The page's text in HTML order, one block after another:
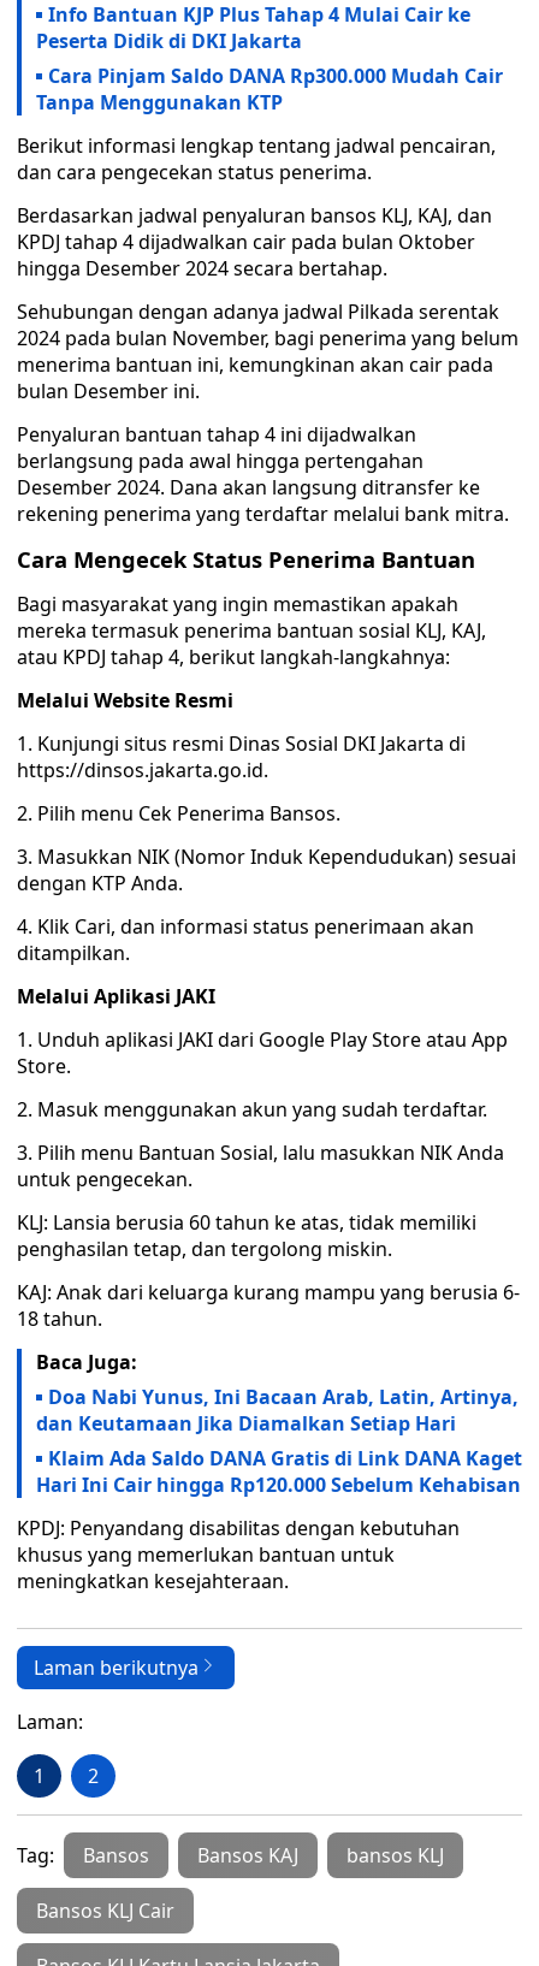
Info Bantuan KJP Plus Tahap 4 Mulai Cair ke
Peserta Didik di DKI Jakarta
Cara Pinjam Saldo DANA Rp300.000 Mudah Cair
Tanpa Menggunakan KTP
Berikut informasi lengkap tentang jadwal pencairan,
dan cara pengecekan status penerima.
Berdasarkan jadwal penyaluran bansos KLJ, KAJ, dan
KPDJ tahap 4 dijadwalkan cair pada bulan Oktober
hingga Desember 2024 secara bertahap.
Sehubungan dengan adanya jadwal Pilkada serentak
2024 pada bulan November, bagi penerima yang belum
menerima bantuan ini, kemungkinan akan cair pada
bulan Desember ini.
Penyaluran bantuan tahap 4 ini dijadwalkan
berlangsung pada awal hingga pertengahan
Desember 2024. Dana akan langsung ditransfer ke
rekening penerima yang terdaftar melalui bank mitra.
Cara Mengecek Status Penerima Bantuan
Bagi masyarakat yang ingin memastikan apakah
mereka termasuk penerima bantuan sosial KLJ, KAJ,
atau KPDJ tahap 4, berikut langkah-langkahnya:
Melalui Website Resmi
1. Kunjungi situs resmi Dinas Sosial DKI Jakarta di
https://dinsos.jakarta.go.id.
2. Pilih menu Cek Penerima Bansos.
3. Masukkan NIK (Nomor Induk Kependudukan) sesuai
dengan KTP Anda.
4. Klik Cari, dan informasi status penerimaan akan
ditampilkan.
Melalui Aplikasi JAKI
1. Unduh aplikasi JAKI dari Google Play Store atau App
Store.
2. Masuk menggunakan akun yang sudah terdaftar.
3. Pilih menu Bantuan Sosial, lalu masukkan NIK Anda
untuk pengecekan.
KLJ: Lansia berusia 60 tahun ke atas, tidak memiliki
penghasilan tetap, dan tergolong miskin.
KAJ: Anak dari keluarga kurang mampu yang berusia 6-
18 tahun.
Baca Juga:
Doa Nabi Yunus, Ini Bacaan Arab, Latin, Artinya,
dan Keutamaan Jika Diamalkan Setiap Hari
Klaim Ada Saldo DANA Gratis di Link DANA Kaget
Hari Ini Cair hingga Rp120.000 Sebelum Kehabisan
KPDJ: Penyandang disabilitas dengan kebutuhan
khusus yang memerlukan bantuan untuk
meningkatkan kesejahteraan.
Laman berikutnya
Laman:
1 2
Tag: Bansos Bansos KAJ bansos KLJ
Bansos KLJ Cair